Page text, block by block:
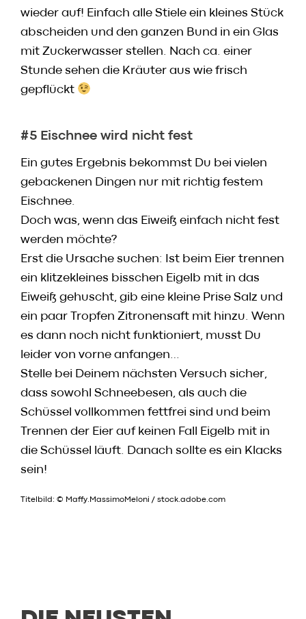
wieder auf! Einfach alle Stiele ein kleines Stück
abscheiden und den ganzen Bund in ein Glas
mit Zuckerwasser stellen. Nach ca. einer
Stunde sehen die Kräuter aus wie frisch
gepflückt
#5 Eischnee wird nicht fest
Ein gutes Ergebnis bekommst Du bei vielen
gebackenen Dingen nur mit richtig festem
Eischnee.
Doch was, wenn das Eiweiß einfach nicht fest
werden möchte?
Erst die Ursache suchen: Ist beim Eier trennen
ein klitzekleines bisschen Eigelb mit in das
Eiweiß gehuscht, gib eine kleine Prise Salz und
ein paar Tropfen Zitronensaft mit hinzu. Wenn
es dann noch nicht funktioniert, musst Du
leider von vorne anfangen…
Stelle bei Deinem nächsten Versuch sicher,
dass sowohl Schneebesen, als auch die
Schüssel vollkommen fettfrei sind und beim
Trennen der Eier auf keinen Fall Eigelb mit in
die Schüssel läuft. Danach sollte es ein Klacks
sein!
Titelbild: © Maffy.MassimoMeloni / stock.adobe.com